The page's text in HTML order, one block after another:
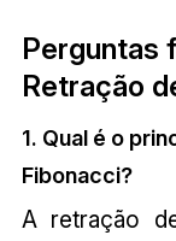
Perguntas
Retração
1. Qual é o
Fibonacci?
A retração